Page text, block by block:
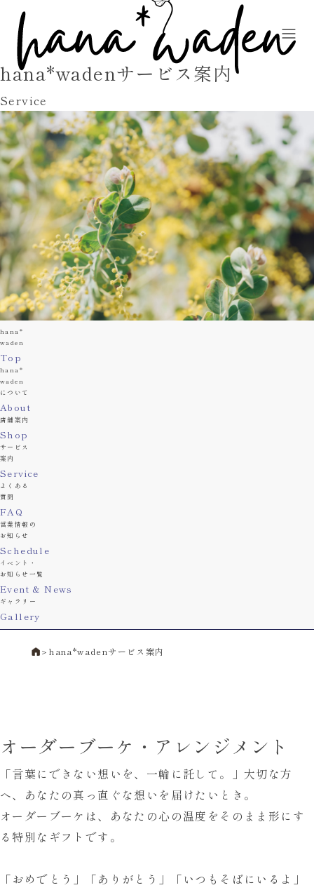
hana*wadenサービス案内
Service
hana*
waden
Top
hana*
waden
について
About
店舗案内
Shop
サービス
案内
Service
よくある
質問
FAQ
営業情報の
お知らせ
Schedule
イベント・
お知らせ一覧
Event & News
ギャラリー
Gallery
＞hana*wadenサービス案内
オーダーブーケ・アレンジメント
「言葉にできない想いを、 一輪に託して。」 大切な方
へ、 あなたの真っ直ぐな想いを届けたいとき。
オーダーブーケは、あなたの心の温度を そのまま形にす
る特別なギフトです。
「おめでとう」「ありがとう」
「いつもそばにいるよ」